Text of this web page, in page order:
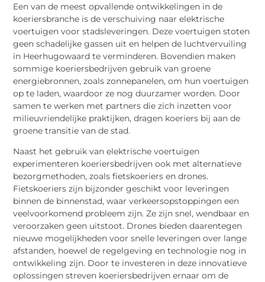
Een van de meest opvallende ontwikkelingen in de
koeriersbranche is de verschuiving naar elektrische
voertuigen voor stadsleveringen. Deze voertuigen stoten
geen schadelijke gassen uit en helpen de luchtvervuiling
in Heerhugowaard te verminderen. Bovendien maken
sommige koeriersbedrijven gebruik van groene
energiebronnen, zoals zonnepanelen, om hun voertuigen
op te laden, waardoor ze nog duurzamer worden. Door
samen te werken met partners die zich inzetten voor
milieuvriendelijke praktijken, dragen koeriers bij aan de
groene transitie van de stad.
Naast het gebruik van elektrische voertuigen
experimenteren koeriersbedrijven ook met alternatieve
bezorgmethoden, zoals fietskoeriers en drones.
Fietskoeriers zijn bijzonder geschikt voor leveringen
binnen de binnenstad, waar verkeersopstoppingen een
veelvoorkomend probleem zijn. Ze zijn snel, wendbaar en
veroorzaken geen uitstoot. Drones bieden daarentegen
nieuwe mogelijkheden voor snelle leveringen over lange
afstanden, hoewel de regelgeving en technologie nog in
ontwikkeling zijn. Door te investeren in deze innovatieve
oplossingen streven koeriersbedrijven ernaar om de